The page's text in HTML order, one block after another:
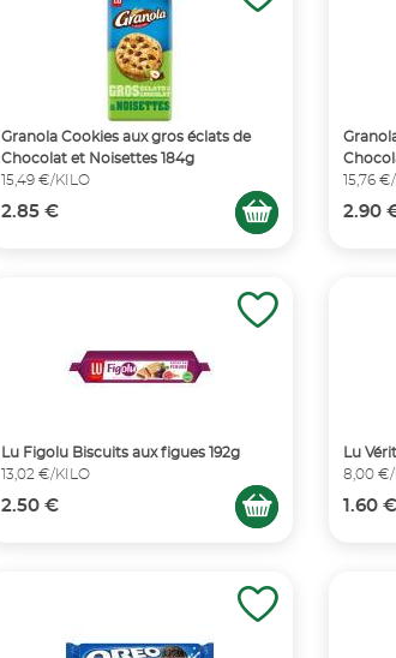
Granola Cookies aux gros éclats de
Chocolat et Noisettes 184g
15,49 €/KILO
2.85 €
15,76
2.90
Lu Figolu Biscuits aux figues 192g
13,02 €/KILO
2.50 €
Lu
8,00 €/
1.60 €